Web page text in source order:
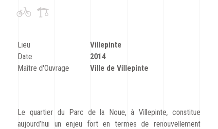
CODRA recrute
Contact
Lieu
Villepinte
Date
2014
Maître d'Ouvrage
Ville de Villepinte
Le quartier du Parc de la Noue, à Villepinte, constitue
aujourd’hui un enjeu fort en termes de renouvellement